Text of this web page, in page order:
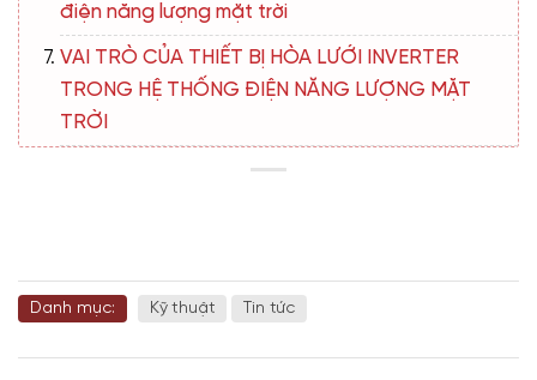
điện năng lượng mặt trời
VAI TRÒ CỦA THIẾT BỊ HÒA LƯỚI INVERTER
TRONG HỆ THỐNG ĐIỆN NĂNG LƯỢNG MẶT
TRỜI
Danh mục: Kỹ thuật Tin tức